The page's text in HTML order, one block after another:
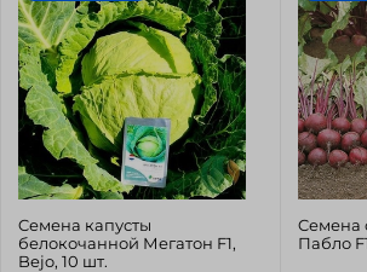
Cемена капусты
белокочанной Мегатон F1,
Bejo, 10 шт.
Cемена